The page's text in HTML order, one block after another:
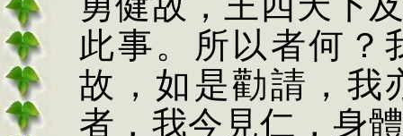
此事。所以者何？
故，如是勸請，我
者，我今見仁，身